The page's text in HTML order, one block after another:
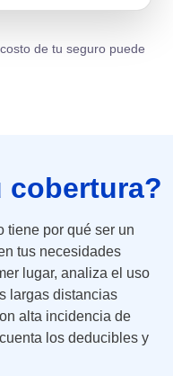
de tu seguro puede
cobertura?
tiene por qué ser un
tus necesidades
lugar, analiza el uso
largas distancias
alta incidencia de
los deducibles y